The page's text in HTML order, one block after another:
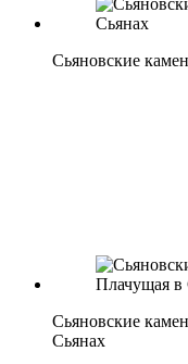
Сьяновские
Сьяновские
Сьянах